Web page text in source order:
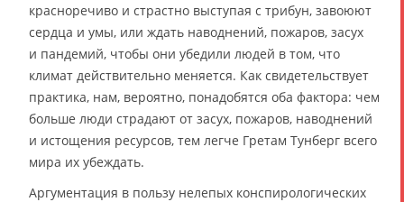
красноречиво и страстно выступая с трибун, завоюют
сердца и умы, или ждать наводнений, пожаров, засух
и пандемий, чтобы они убедили людей в том, что
климат действительно меняется. Как свидетельствует
практика, нам, вероятно, понадобятся оба фактора: чем
больше люди страдают от засух, пожаров, наводнений
и истощения ресурсов, тем легче Гретам Тунберг всего
мира их убеждать.
Аргументация в пользу нелепых конспирологических